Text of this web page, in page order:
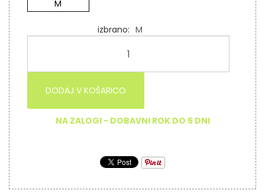
M
izbrano M
DODAJ V KOŠARICO
NA ZALOGI - DOBAVNI ROK DO 5 DNI